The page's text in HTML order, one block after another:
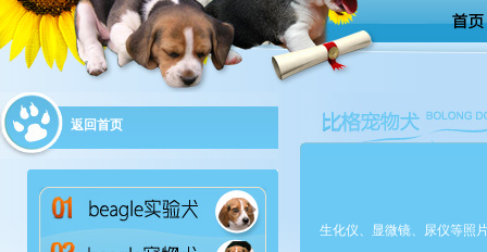
返回首页
生化仪、显微镜、尿仪等照